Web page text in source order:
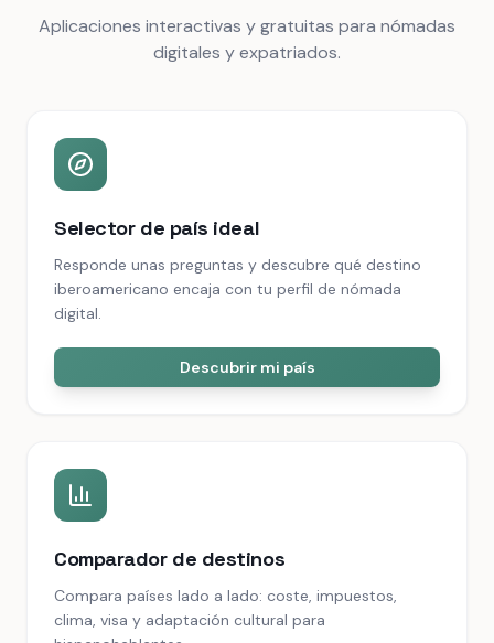
Aplicaciones interactivas y gratuitas para nómadas
digitales y expatriados.
Selector de país ideal
Responde unas preguntas y descubre qué destino
iberoamericano encaja con tu perfil de nómada
digital.
Descubrir mi país
Comparador de destinos
Compara países lado a lado: coste, impuestos,
clima, visa y adaptación cultural para